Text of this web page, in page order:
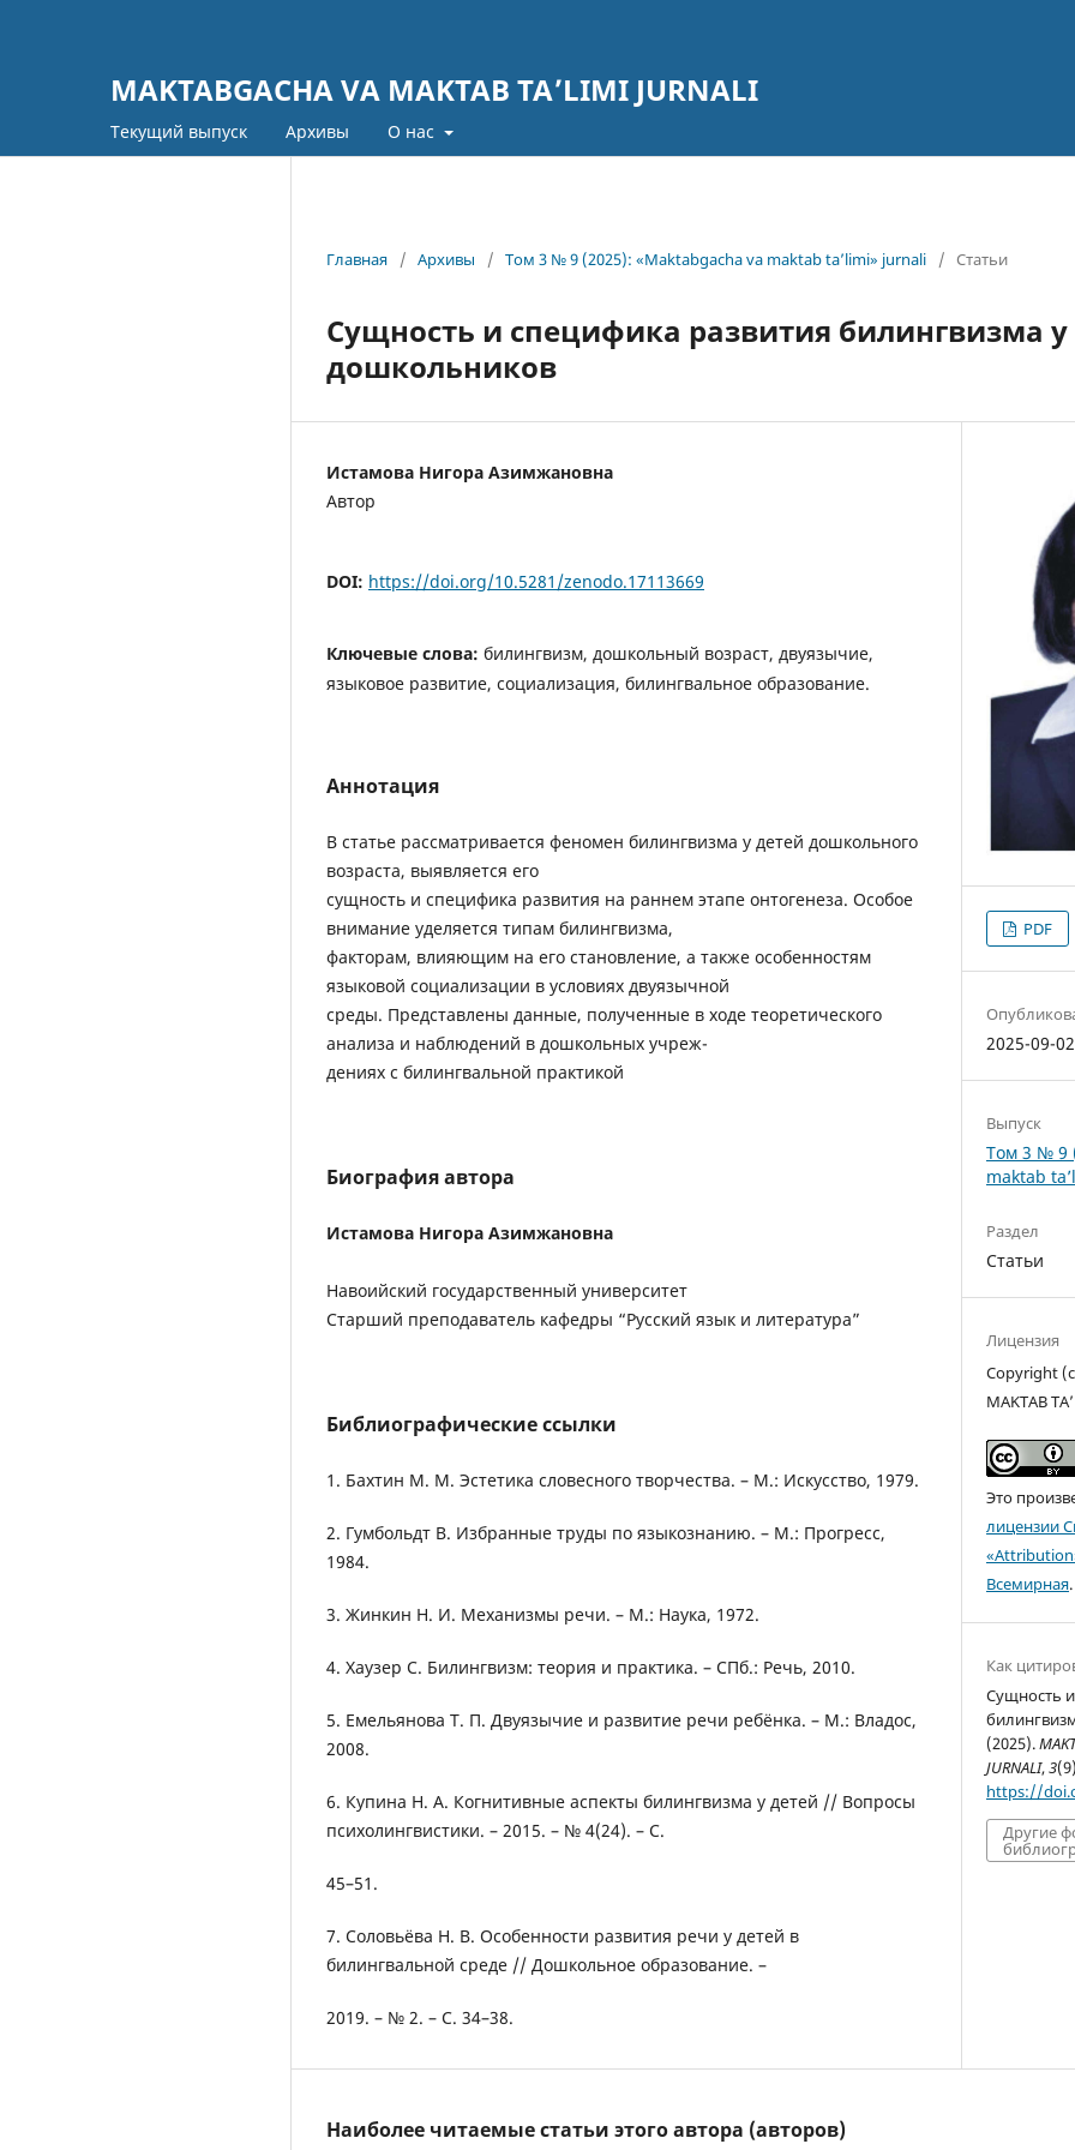
MAKTABGACHA VA MAKTAB TA’LIMI JURNALI
Текущий выпуск Архивы О нас
Главная / Архивы / Том 3 № 9 (2025): «Maktabgacha va maktab ta’limi» jurnali / Статьи
Сущность и специфика развития билингвизма у
дошкольников
Истамова Нигора Азимжановна
Автор
DOI: https://doi.org/10.5281/zenodo.17113669
Ключевые слова: билингвизм, дошкольный возраст, двуязычие,
языковое развитие, социализация, билингвальное образование.
Аннотация
В статье рассматривается феномен билингвизма у детей дошкольного
возраста, выявляется его
сущность и специфика развития на раннем этапе онтогенеза. Особое
внимание уделяется типам билингвизма,
факторам, влияющим на его становление, а также особенностям
языковой социализации в условиях двуязычной
среды. Представлены данные, полученные в ходе теоретического
анализа и наблюдений в дошкольных учреж-
дениях с билингвальной практикой
Биография автора
Истамова Нигора Азимжановна
Навоийский государственный университет
Старший преподаватель кафедры “Русский язык и литература”
Библиографические ссылки
1. Бахтин М. М. Эстетика словесного творчества. – М.: Искусство, 1979.
2. Гумбольдт В. Избранные труды по языкознанию. – М.: Прогресс,
1984.
3. Жинкин Н. И. Механизмы речи. – М.: Наука, 1972.
4. Хаузер С. Билингвизм: теория и практика. – СПб.: Речь, 2010.
5. Емельянова Т. П. Двуязычие и развитие речи ребёнка. – М.: Владос,
2008.
6. Купина Н. А. Когнитивные аспекты билингвизма у детей // Вопросы
психолингвистики. – 2015. – № 4(24). – С.
45–51.
7. Соловьёва Н. В. Особенности развития речи у детей в
билингвальной среде // Дошкольное образование. –
2019. – № 2. – С. 34–38.
PDF
2025-09-02
Выпуск
Том 3 № 9
maktab
Раздел
Статьи
Лицензия
Copyright
MAKTAB
Это
лицензии
Всемирная.
Как
Сущность
(2025).
JURNALI,3
https://
Другие
Наиболее читаемые статьи этого автора (авторов)